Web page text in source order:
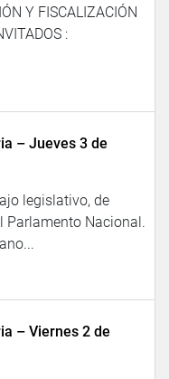
Y FISCALIZACIÓN
:
– Jueves 3 de
legislativo, de
Parlamento Nacional.
– Viernes 2 de